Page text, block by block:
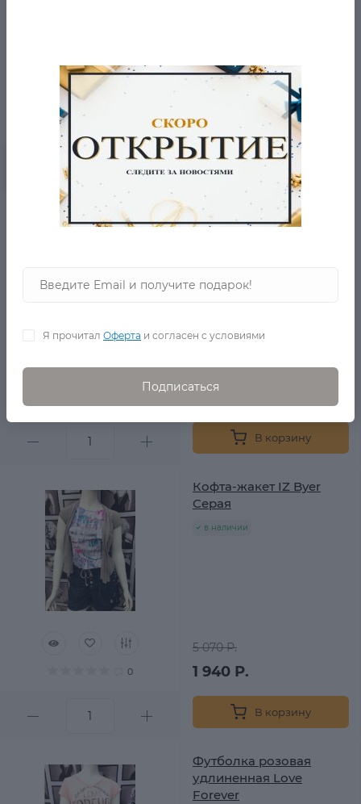
1 460 Р.
В корзину
Футболка Микки Маус
США
2 620 Р.
В корзину
0
Кофта-жакет IZ Byer
Серая
в наличии
5 070 Р.
1 940 Р.
В корзину
Футболка розовая
удлиненная Love
Forever
Я прочитал Оферта и согласен с условиями
Подписаться